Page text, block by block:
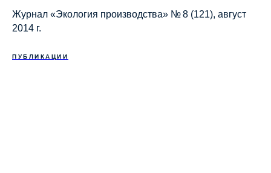
Журнал «Экология производства» № 8 (121), август
2014 г.
ПУБЛИКАЦИИ